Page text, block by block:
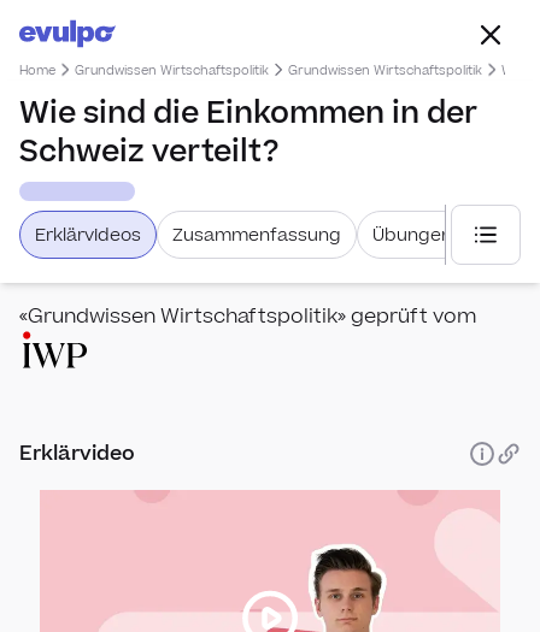
Home Grundwissen Wirtschaftspolitik Grundwissen Wirtschaftspolitik Wie
Wie sind die Einkommen in der
Schweiz verteilt?
Erklärvideos Zusammenfassung Übungen
«Grundwissen Wirtschaftspolitik» geprüft vom
Erklärvideo